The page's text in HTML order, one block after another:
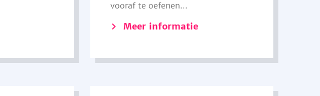
vooraf te oefenen...
Meer informatie